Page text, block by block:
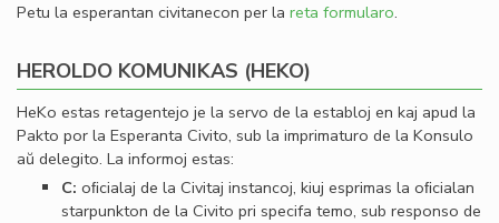
Petu la esperantan civitanecon per la reta formularo.
HEROLDO KOMUNIKAS (HEKO)
HeKo estas retagentejo je la servo de la establoj en kaj apud la
Pakto por la Esperanta Civito, sub la imprimaturo de la Konsulo
aŭ delegito. La informoj estas:
C: oﬁcialaj de la Civitaj instancoj, kiuj esprimas la oﬁcialan
starpunkton de la Civito pri specifa temo, sub responso de